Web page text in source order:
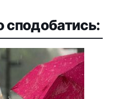
сподобатись: